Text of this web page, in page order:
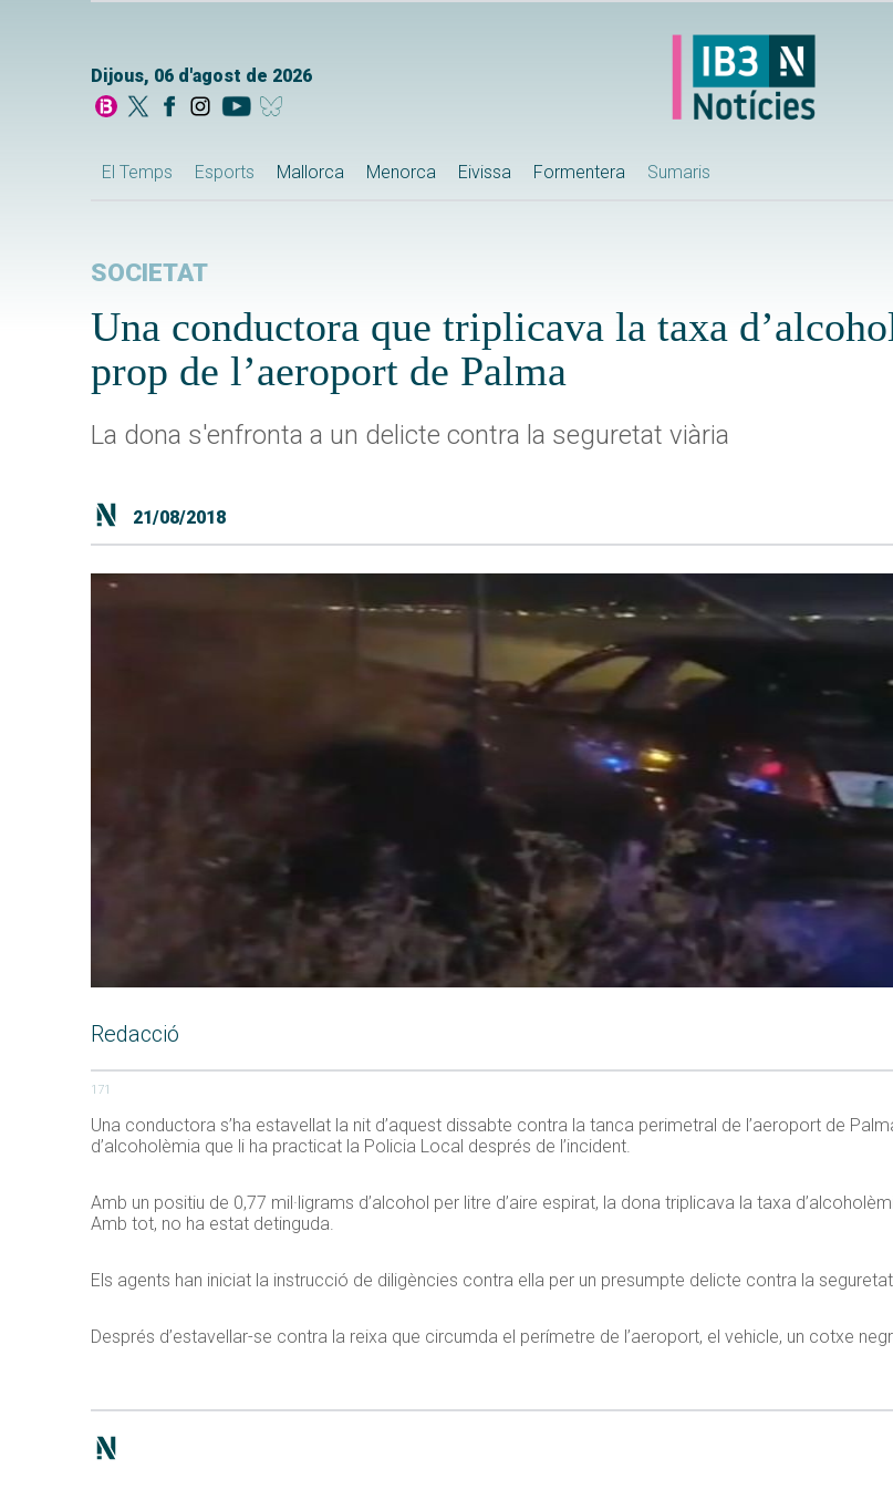
Dijous, 06 d'agost de 2026
El Temps Esports Mallorca Menorca Eivissa Formentera Sumaris
SOCIETAT
Una conductora que triplicava la taxa
prop de l’aeroport de Palma
La dona s'enfronta a un delicte contra la seguretat viària
21/08/2018
Redacció
171
Una conductora s’ha estavellat la nit d’aquest dissabte contra la tanca perimetral de l’aeroport de
d’alcoholèmia que li ha practicat la Policia Local després de l’incident.
Amb un positiu de 0,77 mil·ligrams d’alcohol per litre d’aire espirat, la dona triplicava la taxa
Amb tot, no ha estat detinguda.
Els agents han iniciat la instrucció de diligències contra ella per un presumpte delicte contra la
Després d’estavellar-se contra la reixa que circumda el perímetre de l’aeroport, el vehicle, un cotxe